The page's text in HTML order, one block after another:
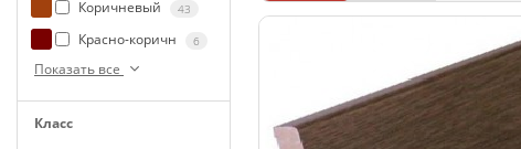
Коричневый 43
Красно-коричн 6
Показать все
Класс